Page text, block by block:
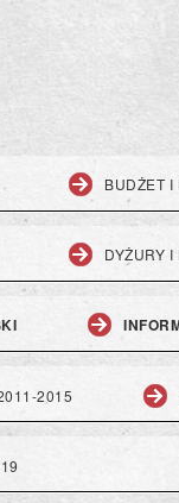
BUDŻET I
DYŻURY
2015